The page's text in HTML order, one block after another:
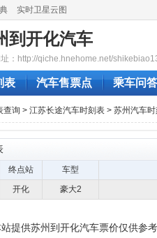
实时卫星云图
到开化汽车
：http://qiche.hnehome.net/
表 汽车售票点 乘车问答
查询 > 江苏长途汽车时刻表 > 苏州汽车
终点站
车型
开化 豪大2
提供苏州到开化汽车票价仅供参